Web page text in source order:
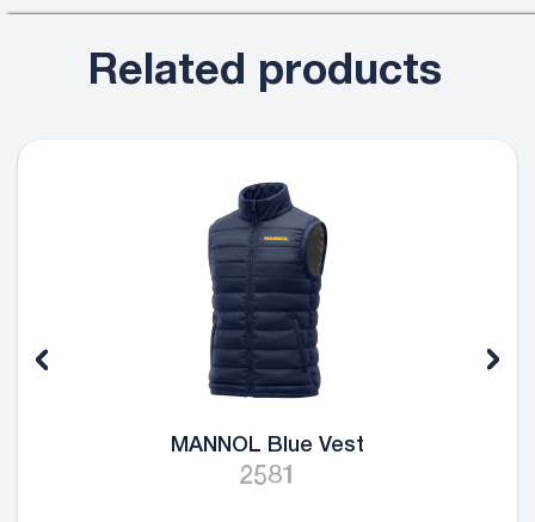
Related products
MANNOL Blue Vest
2581